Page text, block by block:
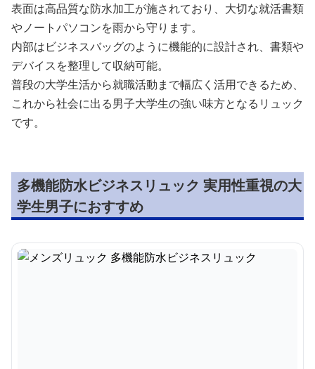
表面は高品質な防水加工が施されており、大切な就活書類
やノートパソコンを雨から守ります。
内部はビジネスバッグのように機能的に設計され、書類や
デバイスを整理して収納可能。
普段の大学生活から就職活動まで幅広く活用できるため、
これから社会に出る男子大学生の強い味方となるリュック
です。
多機能防水ビジネスリュック 実用性重視の大
学生男子におすすめ